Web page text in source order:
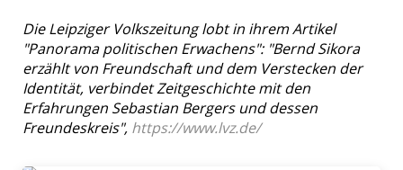
Die Leipziger Volkszeitung lobt in ihrem Artikel
"Panorama politischen Erwachens": "Bernd Sikora
erzählt von Freundschaft und dem Verstecken der
Identität, verbindet Zeitgeschichte mit den
Erfahrungen Sebastian Bergers und dessen
Freundeskreis", https://www.lvz.de/